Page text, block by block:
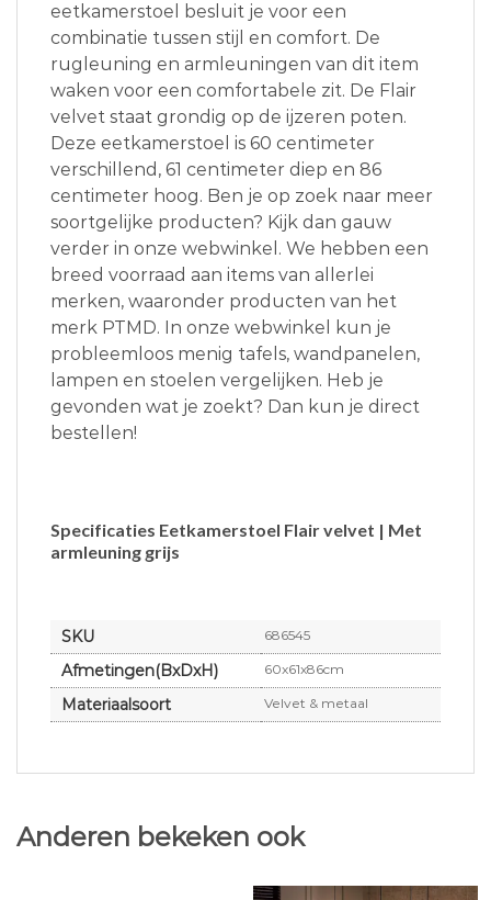
eetkamerstoel besluit je voor een
combinatie tussen stijl en comfort. De
rugleuning en armleuningen van dit item
waken voor een comfortabele zit. De Flair
velvet staat grondig op de ijzeren poten.
Deze eetkamerstoel is 60 centimeter
verschillend, 61 centimeter diep en 86
centimeter hoog. Ben je op zoek naar meer
soortgelijke producten? Kijk dan gauw
verder in onze webwinkel. We hebben een
breed voorraad aan items van allerlei
merken, waaronder producten van het
merk PTMD. In onze webwinkel kun je
probleemloos menig tafels, wandpanelen,
lampen en stoelen vergelijken. Heb je
gevonden wat je zoekt? Dan kun je direct
bestellen!
Specificaties Eetkamerstoel Flair velvet | Met
armleuning grijs
SKU 686545
Afmetingen(BxDxH) 60x61x86cm
Materiaalsoort Velvet & metaal
Anderen bekeken ook